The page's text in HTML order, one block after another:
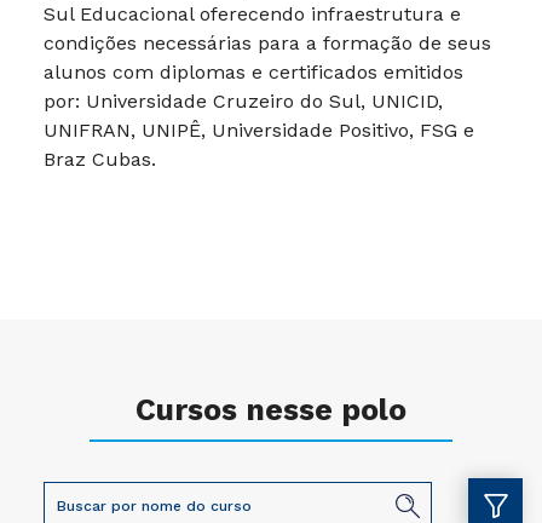
Sul Educacional oferecendo infraestrutura e
condições necessárias para a formação de seus
alunos com diplomas e certificados emitidos
por: Universidade Cruzeiro do Sul, UNICID,
UNIFRAN, UNIPÊ, Universidade Positivo, FSG e
Braz Cubas.
Cursos nesse polo